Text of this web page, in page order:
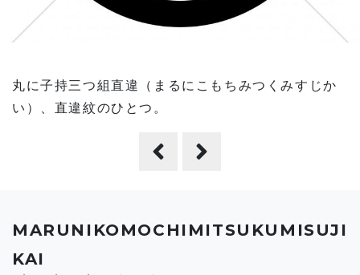
MARUNIKOMOCHIMITSUKUMISUJI
KAI
丸に子持三つ組直違（まるにこもちみつくみすじか
い）、直違紋のひとつ。